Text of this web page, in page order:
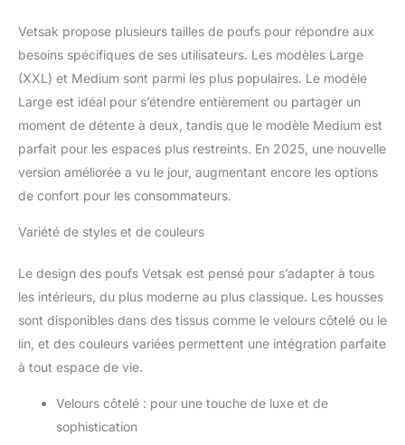
Vetsak propose plusieurs tailles de poufs pour répondre aux
besoins spécifiques de ses utilisateurs. Les modèles Large
(XXL) et Medium sont parmi les plus populaires. Le modèle
Large est idéal pour s’étendre entièrement ou partager un
moment de détente à deux, tandis que le modèle Medium est
parfait pour les espaces plus restreints. En 2025, une nouvelle
version améliorée a vu le jour, augmentant encore les options
de confort pour les consommateurs.
Variété de styles et de couleurs
Le design des poufs Vetsak est pensé pour s’adapter à tous
les intérieurs, du plus moderne au plus classique. Les housses
sont disponibles dans des tissus comme le velours côtelé ou le
lin, et des couleurs variées permettent une intégration parfaite
à tout espace de vie.
Velours côtelé : pour une touche de luxe et de
sophistication